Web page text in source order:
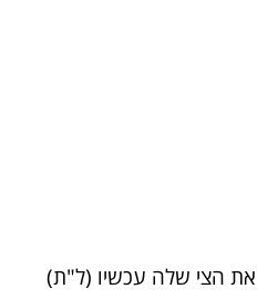
את הצי שלה עכשיו (ל"ת)